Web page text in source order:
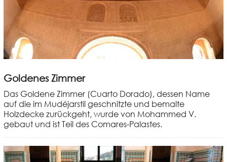
Goldenes Zimmer
Das Goldene Zimmer (Cuarto Dorado), dessen Name
auf die im Mudéjarstil geschnitzte und bemalte
Holzdecke zurückgeht, wurde von Mohammed V.
gebaut und ist Teil des Comares-Palastes.